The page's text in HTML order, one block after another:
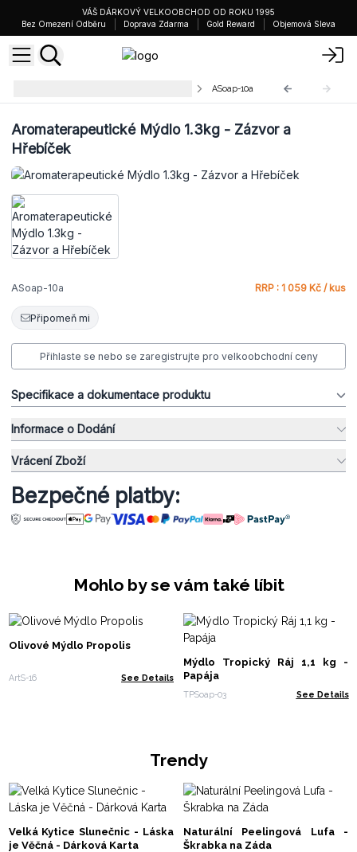
VÁŠ DÁRKOVÝ VELKOOBCHOD OD ROKU 1995
Bez Omezení Odběru
Doprava Zdarma Gold Reward Objemová Sleva
ASoap-10a
Aromaterapeutické Mýdlo 1.3kg - Zázvor a
Hřebíček
ASoap-10a RRP : 1 059 Kč / kus
Připomeň mi
Přihlaste se nebo se zaregistrujte pro velkoobchodní ceny
Specifikace a dokumentace produktu
Informace o Dodání
Vrácení Zboží
Bezpečné platby:
Mohlo by se vám také líbit
Olivové Mýdlo Propolis
ArtS-16 See Details
Mýdlo Tropický Ráj 1,1 kg -
Papája
TPSoap-03 See Details
Trendy
Velká Kytice Slunečnic - Láska
je Věčná - Dárková Karta
Naturální Peelingová Lufa -
Škrabka na Záda